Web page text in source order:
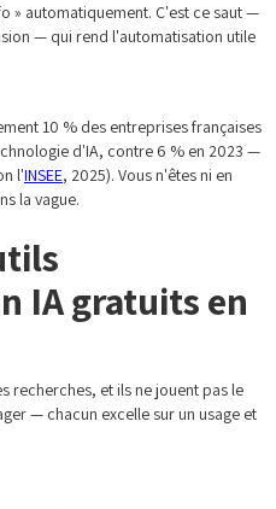
» automatiquement. C'est ce saut —
— qui rend l'automatisation utile
10 % des entreprises françaises
d'IA, contre 6 % en 2023 —
l'INSEE, 2025). Vous n'êtes ni en
la vague.
IA gratuits en
recherches, et ils ne jouent pas le
— chacun excelle sur un usage et